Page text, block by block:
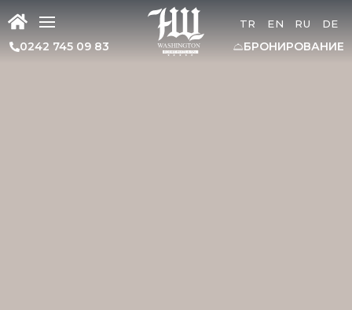
0242 745 09 83 БРОНИРОВАНИЕ
TR EN RU DE